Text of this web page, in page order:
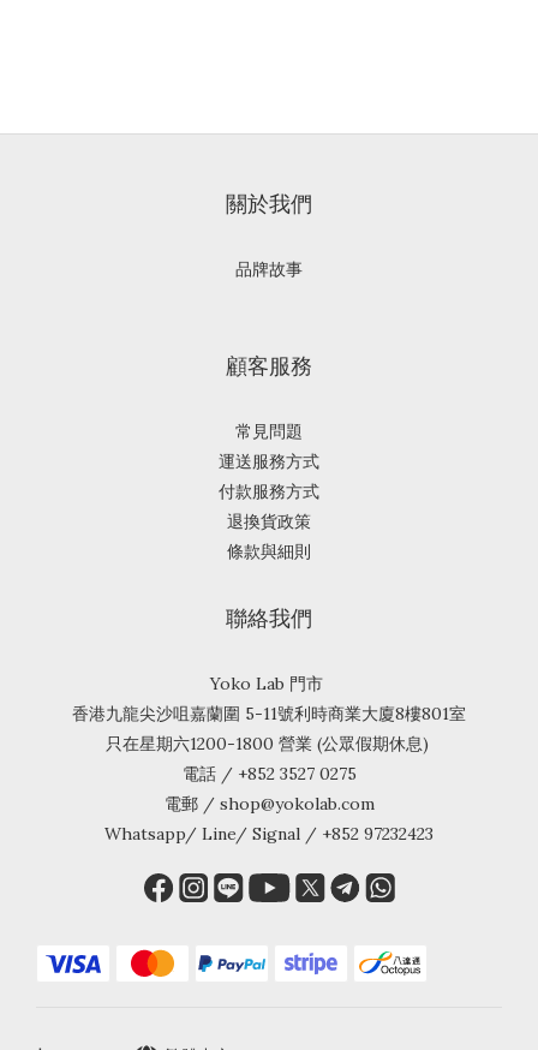
關於我們
品牌故事
顧客服務
常見問題
運送服務方式
付款服務方式
退換貨政策
條款與細則
聯絡我們
Yoko Lab 門市
香港九龍尖沙咀嘉蘭圍 5-11號利時商業大廈8樓801室
只在星期六1200-1800 營業 (公眾假期休息)
電話 / +852 3527 0275
電郵 / shop@yokolab.com
Whatsapp/ Line/ Signal / +852 97232423